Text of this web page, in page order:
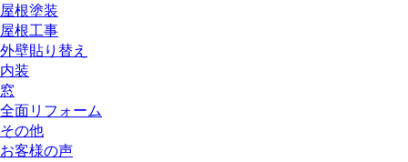
屋根塗装
屋根工事
外壁貼り替え
内装
窓
全面リフォーム
その他
お客様の声